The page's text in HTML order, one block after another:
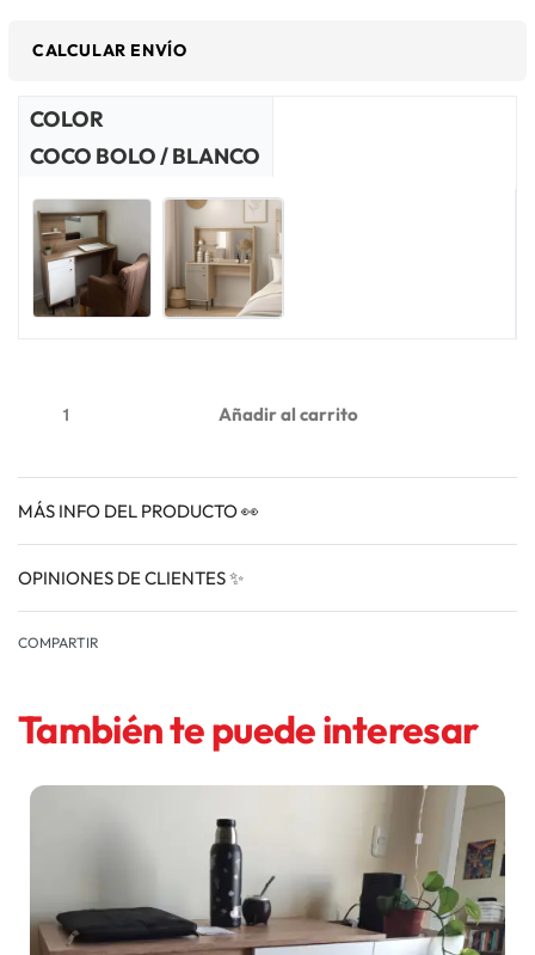
CALCULAR ENVÍO
COLOR
COCO BOLO / BLANCO
Añadir al carrito
MÁS INFO DEL PRODUCTO 👀
OPINIONES DE CLIENTES ✨
COMPARTIR
También te puede interesar